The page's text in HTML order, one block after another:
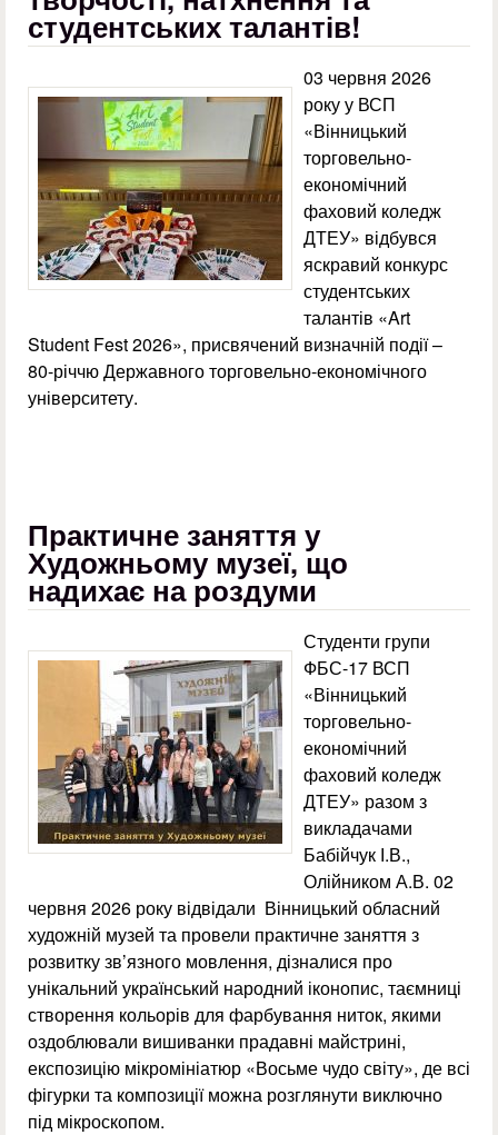
студентських талантів!
03 червня 2026
року у ВСП
«Вінницький
торговельно-
економічний
фаховий коледж
ДТЕУ» відбувся
яскравий конкурс
студентських
талантів «Art
Student Fest 2026», присвячений визначній події –
80-річчю Державного торговельно-економічного
університету.
Практичне заняття у
Художньому музеї, що
надихає на роздуми
Студенти групи
ФБС-17 ВСП
«Вінницький
торговельно-
економічний
фаховий коледж
ДТЕУ» разом з
викладачами
Бабійчук І.В.,
Олійником А.В. 02
червня 2026 року відвідали Вінницький обласний
художній музей та провели практичне заняття з
розвитку зв’язного мовлення, дізналися про
унікальний український народний іконопис, таємниці
створення кольорів для фарбування ниток, якими
оздоблювали вишиванки прадавні майстрині,
експозицію мікромініатюр «Восьме чудо світу», де всі
фігурки та композиції можна розглянути виключно
під мікроскопом.